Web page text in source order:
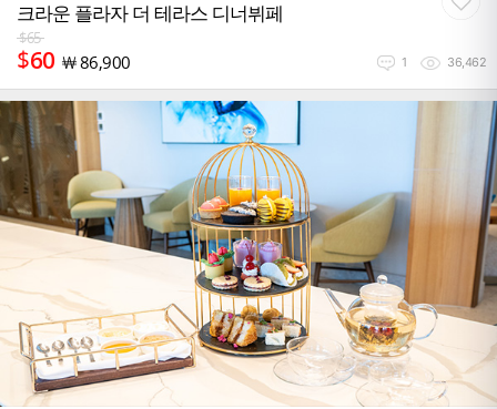
크라운 플라자 더 테라스 디너뷔페
$65
$60 ￦86,900 1 36,462